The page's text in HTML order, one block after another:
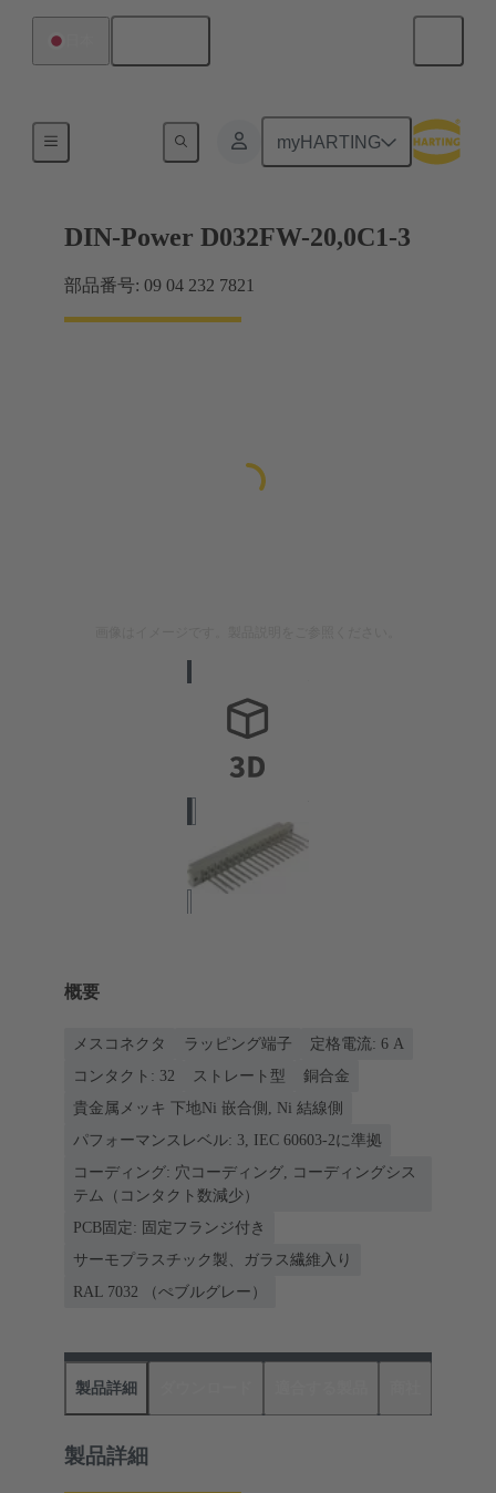
myHARTING
DIN-Power D032FW-20,0C1-3
部品番号: 09 04 232 7821
概要
メスコネクタ ラッピング端子
定格電流: ‌6 A
コンタクト: 32
ストレート型
銅合金
貴金属メッキ 下地Ni 嵌合側, Ni 結線側
パフォーマンスレベル: 3, IEC 60603-2に準拠
コーディング: 穴コーディング, コーディングシス
テム（コンタクト数減少）
PCB固定: 固定フランジ付き
サーモプラスチック製、ガラス繊維入り
RAL 7032 （ぺブルグレー）
製品詳細
製品詳細